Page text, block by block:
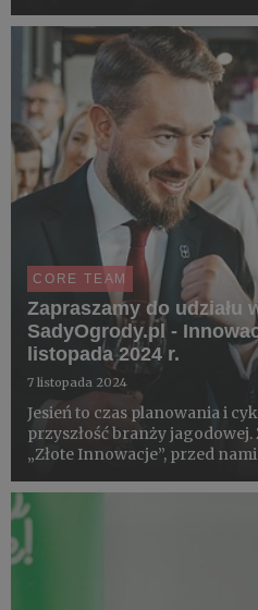
dniach 17-21 marca 2025, na
mieszkańców Polski, w wieku
CORE TEAM
Zapraszamy do udziału
SadyOgrody.pl -
listopada 2024 r.
7 listopada 2024
Jesień to czas planowania i
przyszłość branży
„Złote Innowacje”, przed
listopada 2024 r. – online i na
Warszawie - będziemy r...